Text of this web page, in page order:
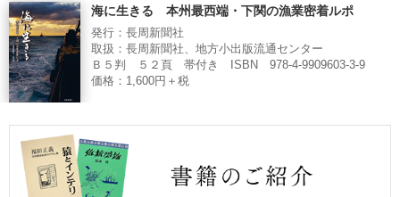
海に生きる 本州最西端・下関の漁業密着ルポ
発行：長周新聞社
取扱：長周新聞社、地方小出版流通センター
Ｂ５判 ５２頁 帯付き ISBN 978-4-9909603-3-9
価格：1,600円＋税